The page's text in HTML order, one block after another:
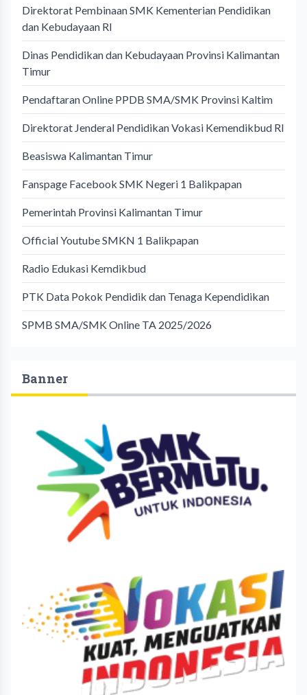
Direktorat Pembinaan SMK Kementerian Pendidikan
dan Kebudayaan RI
Dinas Pendidikan dan Kebudayaan Provinsi Kalimantan
Timur
Pendaftaran Online PPDB SMA/SMK Provinsi Kaltim
Direktorat Jenderal Pendidikan Vokasi Kemendikbud RI
Beasiswa Kalimantan Timur
Fanspage Facebook SMK Negeri 1 Balikpapan
Pemerintah Provinsi Kalimantan Timur
Official Youtube SMKN 1 Balikpapan
Radio Edukasi Kemdikbud
PTK Data Pokok Pendidik dan Tenaga Kependidikan
SPMB SMA/SMK Online TA 2025/2026
Banner